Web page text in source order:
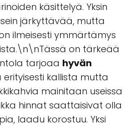
käsittelyä. Yksin
järkyttävää, mutta
ilmeisesti ymmärtämys
on tärkeää
tarjoaa hyvän
erityisesti kallista mutta
mainitaan useissa
hinnat saattaisivat olla
laadu korostuu. Yksi